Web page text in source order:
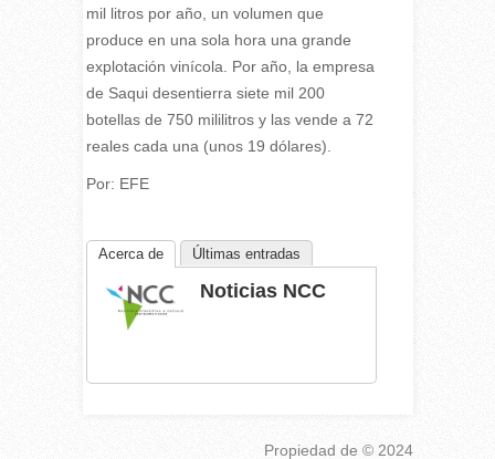
mil litros por año, un volumen que
produce en una sola hora una grande
explotación vinícola. Por año, la empresa
de Saqui desentierra siete mil 200
botellas de 750 mililitros y las vende a 72
reales cada una (unos 19 dólares).
Por: EFE
Acerca de Últimas entradas
Noticias NCC
Propiedad de © 2024